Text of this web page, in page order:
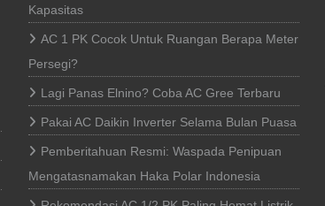
Kapasitas
AC 1 PK Cocok Untuk Ruangan Berapa Meter
Persegi?
Lagi Panas Elnino? Coba AC Gree Terbaru
Pakai AC Daikin Inverter Selama Bulan Puasa
Pemberitahuan Resmi: Waspada Penipuan
Mengatasnamakan Haka Polar Indonesia